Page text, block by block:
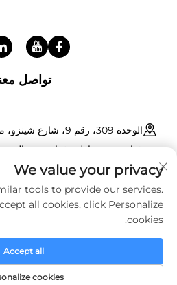
تواصل
الوحدة 309، رقم 9،
قوانغتشو، مقاطعة قوانغدونغ، الصين
[email protected]
حقوق النسخ © 2025 شركة
المحدودة. جميع الحقوق محفوظة.سياسة
We value your privacy
tools to provide our services.
all cookies, click Personalize
cookies.
cookies
Accept all